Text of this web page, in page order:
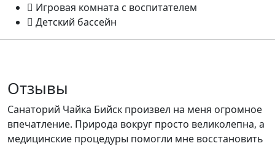
Игровая комната с воспитателем
Детский бассейн
Отзывы
Санаторий Чайка Бийск произвел на меня огромное
впечатление. Природа вокруг просто великолепна, а
медицинские процедуры помогли мне восстановить